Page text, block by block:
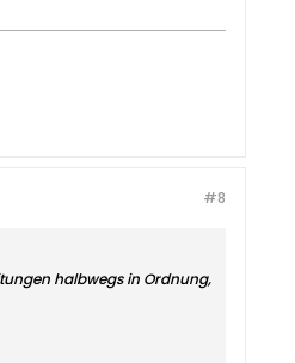
#8
halbwegs in Ordnung,